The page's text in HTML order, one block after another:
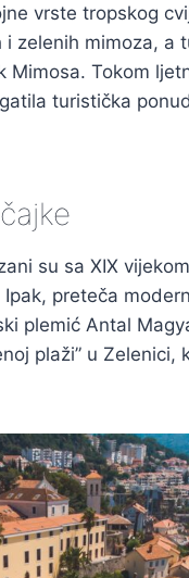
vrste tropskog
zelenih mimoza, a
Mimosa. Tokom
turistička
su sa XIX
Ipak, preteča
plemić Antal
plaži” u Zelenici,